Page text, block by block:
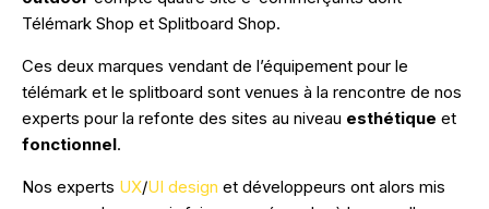
Télémark Shop et Splitboard Shop.
Ces deux marques vendant de l’équipement pour le
télémark et le splitboard sont venues à la rencontre de nos
experts pour la refonte des sites au niveau esthétique et
fonctionnel.
Nos experts UX/UI design et développeurs ont alors mis